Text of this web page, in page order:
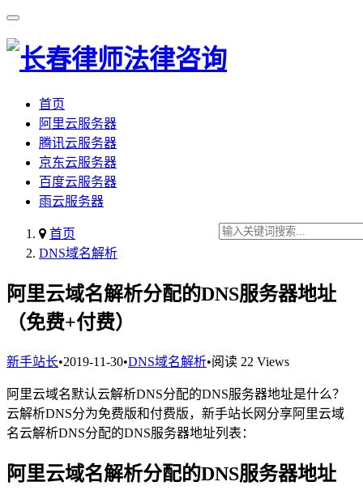
首页
阿里云服务器
腾讯云服务器
京东云服务器
百度云服务器
雨云服务器
首页
DNS域名解析
阿里云域名解析分配的DNS服务器地址
（免费+付费）
新手站长•2019-11-30•DNS域名解析•阅读 22 Views
阿里云域名默认云解析DNS分配的DNS服务器地址是什么？
云解析DNS分为免费版和付费版，新手站长网分享阿里云域
名云解析DNS分配的DNS服务器地址列表：
阿里云域名解析分配的DNS服务器地址